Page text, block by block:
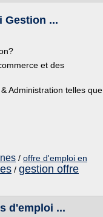
Gestion ...
et des
Administration telles que
/ offre d'emploi en
/ gestion offre
d'emploi ...